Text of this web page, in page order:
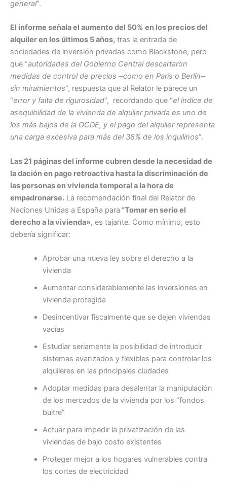
general”.
El informe señala el aumento del 50% en los precios del
alquiler en los últimos 5 años, tras la entrada de
sociedades de inversión privadas como Blackstone, pero
que “autoridades del Gobierno Central descartaron
medidas de control de precios ‒como en París o Berlín‒
sin miramientos”, respuesta que al Relator le parece un
“error y falta de rigurosidad”, recordando que “el índice de
asequibilidad de la vivienda de alquiler privada es uno de
los más bajos de la OCDE, y el pago del alquiler representa
una carga excesiva para más del 38% de los inquilinos”.
Las 21 páginas del informe cubren desde la necesidad de
la dación en pago retroactiva hasta la discriminación de
las personas en vivienda temporal a la hora de
empadronarse. La recomendación final del Relator de
Naciones Unidas a España para “Tomar en serio el
derecho a la vivienda», es tajante. Como mínimo, esto
debería significar:
Aprobar una nueva ley sobre el derecho a la
vivienda
Aumentar considerablemente las inversiones en
vivienda protegida
Desincentivar fiscalmente que se dejen viviendas
vacías
Estudiar seriamente la posibilidad de introducir
sistemas avanzados y flexibles para controlar los
alquileres en las principales ciudades
Adoptar medidas para desalentar la manipulación
de los mercados de la vivienda por los “fondos
buitre”
Actuar para impedir la privatización de las
viviendas de bajo costo existentes
Proteger mejor a los hogares vulnerables contra
los cortes de electricidad